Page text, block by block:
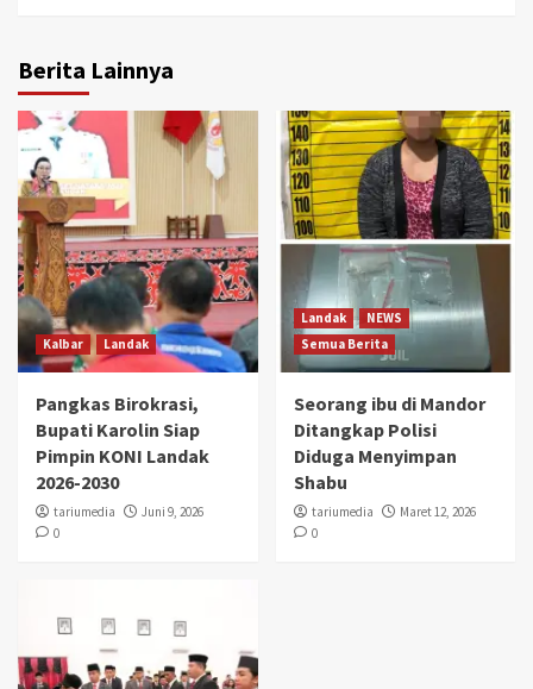
Berita Lainnya
Kalbar Landak
Pangkas Birokrasi,
Bupati Karolin Siap
Pimpin KONI Landak
2026-2030
tariumedia
Juni 9, 2026
0
Landak
NEWS
Semua Berita
Seorang ibu di Mandor
Ditangkap Polisi
Diduga Menyimpan
Shabu
tariumedia
Maret 12, 2026
0